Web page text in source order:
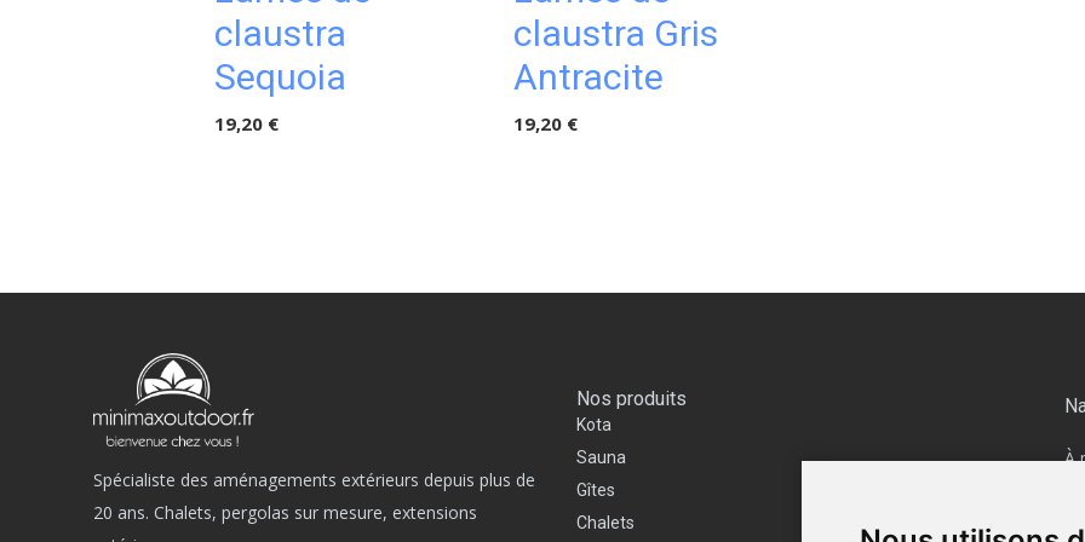
claustra
Sequoia
19,20 €
claustra Gris
Antracite
19,20 €
Spécialiste des aménagements extérieurs depuis plus de
20 ans. Chalets, pergolas sur mesure, extensions
Nos produits
Kota
Sauna
Gîtes
Chalets
À